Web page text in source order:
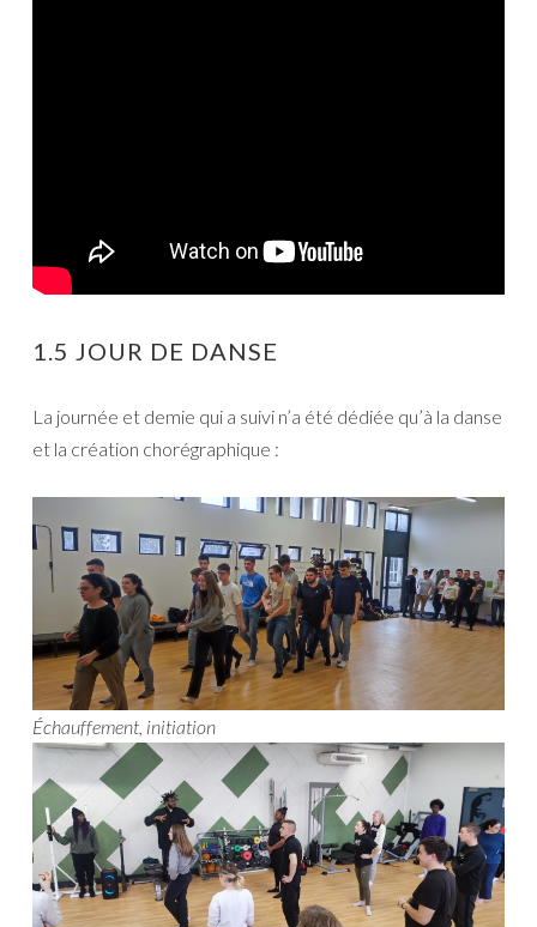
1.5 JOUR DE DANSE
La journée et demie qui a suivi n’a été dédiée qu’à la danse
et la création chorégraphique :
Échauffement, initiation